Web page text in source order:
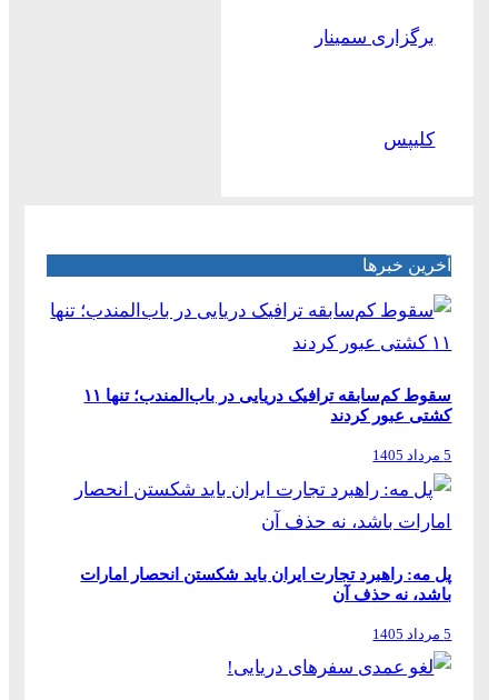
برگزاری سمینار
کلیپس
آخرین خبرها
سقوط کم‌سابقه ترافیک دریایی در باب‌المندب؛ تنها ۱۱
کشتی عبور کردند
5 مرداد 1405
پل مه: راهبرد تجارت ایران باید شکستن انحصار امارات
باشد، نه حذف آن
5 مرداد 1405